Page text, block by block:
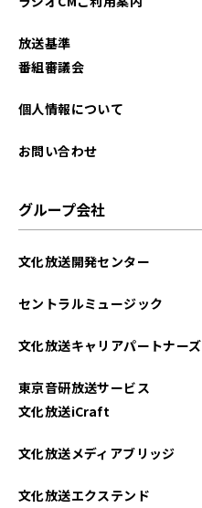
2024年10月
2024年07月
2024年02月
2024年01月
放送基準
番組審議会
個人情報について
お問い合わせ
グループ会社
文化放送開発センター
セントラルミュージック
文化放送キャリアパートナーズ
東京音研放送サービス
文化放送iCraft
文化放送メディアブリッジ
文化放送エクステンド